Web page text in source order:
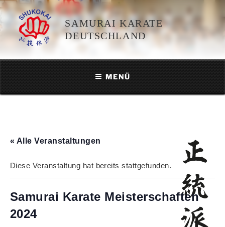
Zum
Inhalt
springen
SAMURAI KARATE
DEUTSCHLAND
MENÜ
« Alle Veranstaltungen
Diese Veranstaltung hat bereits stattgefunden.
Samurai Karate Meisterschaften
2024